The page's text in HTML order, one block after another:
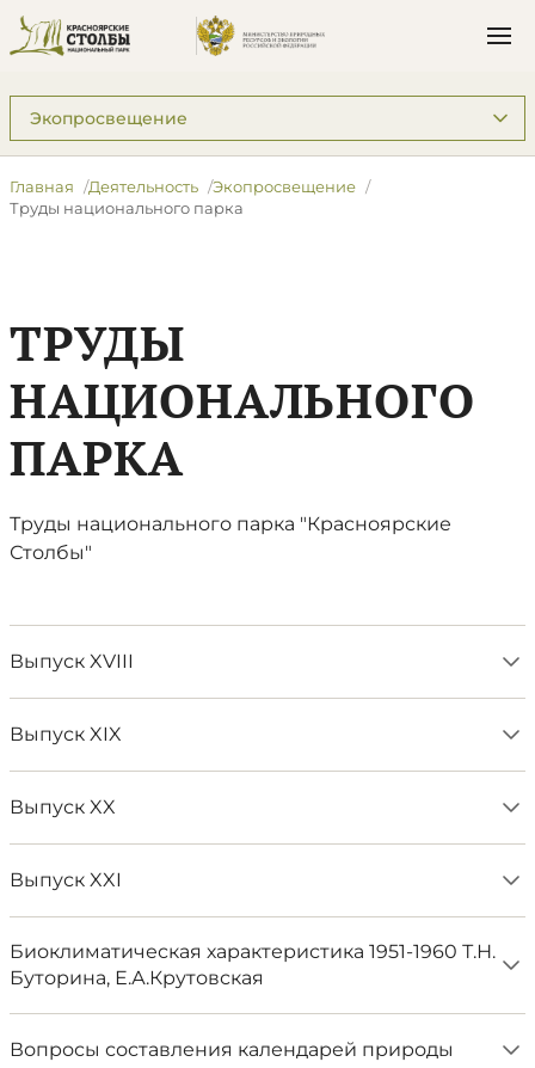
Подразделы: Деятельность
Главная Деятельность
Экопросвещение
Труды национального парка
ТРУДЫ
НАЦИОНАЛЬНОГО
ПАРКА
Труды национального парка "Красноярские
Столбы"
Выпуск XVIII
Выпуск XIX
Выпуск XX
Выпуск XXI
Биоклиматическая характеристика 1951-1960 Т.Н.
Буторина, Е.А.Крутовская
Вопросы составления календарей природы